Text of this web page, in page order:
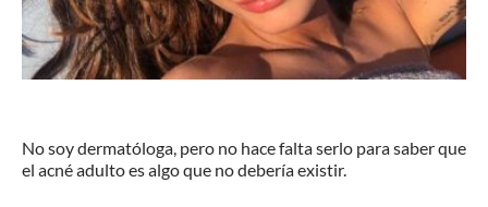
No soy dermatóloga, pero no hace falta serlo para saber que
el acné adulto es algo que no debería existir.